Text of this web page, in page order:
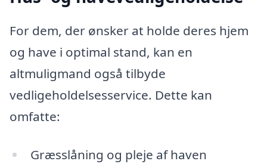
For dem, der ønsker at holde deres hjem
og have i optimal stand, kan en
altmuligmand også tilbyde
vedligeholdelsesservice. Dette kan
omfatte:
Græsslåning og pleje af haven